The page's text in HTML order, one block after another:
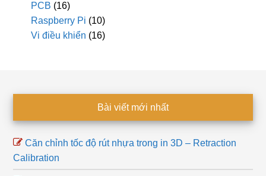
PCB (16)
Raspberry Pi (10)
Vi điều khiển (16)
Bài viết mới nhất
Căn chỉnh tốc độ rút nhựa trong in 3D – Retraction
Calibration